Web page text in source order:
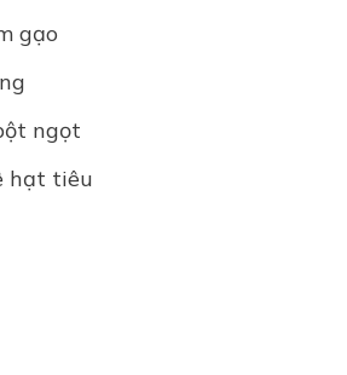
gạo
ngọt
hạt tiêu